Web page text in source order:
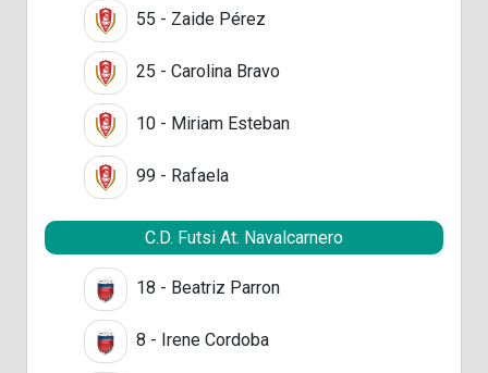
55 - Zaide Pérez
25 - Carolina Bravo
10 - Miriam Esteban
99 - Rafaela
C.D. Futsi At. Navalcarnero
18 - Beatriz Parron
8 - Irene Cordoba